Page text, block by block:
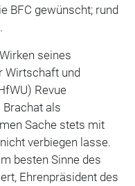
BFC gewünscht; rund
seines
Wirtschaft und
Revue
Brachat als
Sache stets mit
verbiegen lasse.
besten Sinne des
Ehrenpräsident des